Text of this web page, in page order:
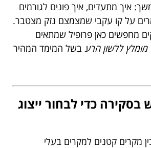
איך מתעדים, איך פונים לגורמים
על קו עקבי שמצמצם נזק מצטבר.
מחפשים כאן פרופיל שמתאים
ללשון הרע בשל המימד המהיר
כדי לבחור ייצוג
מקרים קטנים למקרים בעלי